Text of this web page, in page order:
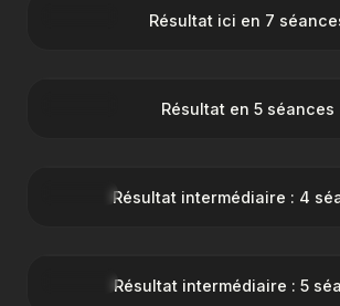
Résultat ici en 7
Résultat en 5 séances
Résultat intermédiaire : 4
Résultat intermédiaire : 5